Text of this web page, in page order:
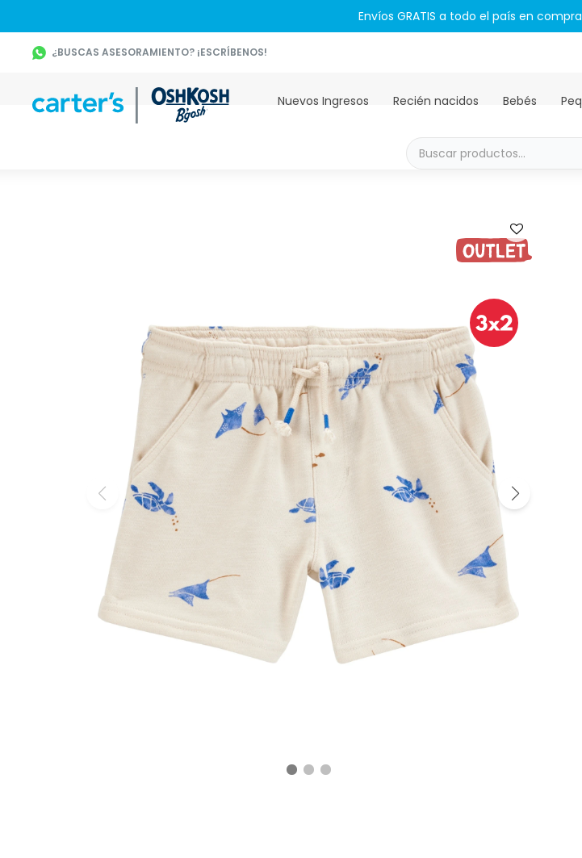
Envíos GRATIS a todo el país en
Nuevos Ingresos Recién nacidos Bebés
¿BUSCAS ASESORAMIENTO? ¡ESCRÍBENOS!